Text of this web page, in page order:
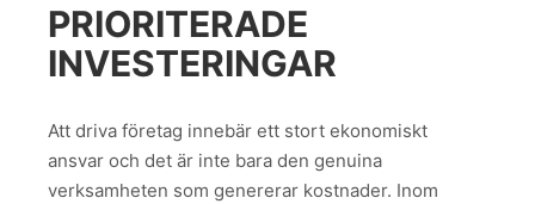
PRIORITERADE
INVESTERINGAR
Att driva företag innebär ett stort ekonomiskt
ansvar och det är inte bara den genuina
verksamheten som genererar kostnader. Inom